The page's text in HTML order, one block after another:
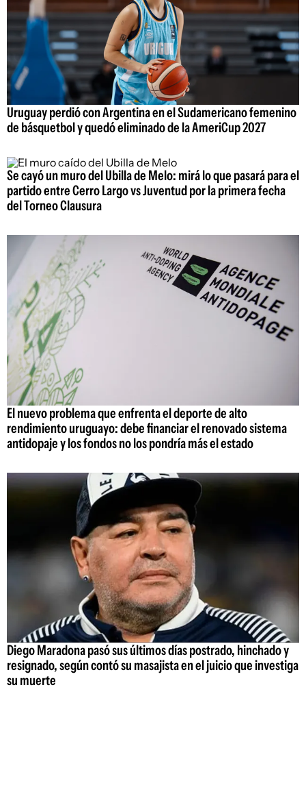
Uruguay perdió con Argentina en el Sudamericano femenino
de básquetbol y quedó eliminado de la AmeriCup 2027
Se cayó un muro del Ubilla de Melo: mirá lo que pasará para el
partido entre Cerro Largo vs Juventud por la primera fecha
del Torneo Clausura
El nuevo problema que enfrenta el deporte de alto
rendimiento uruguayo: debe financiar el renovado sistema
antidopaje y los fondos no los pondría más el estado
Diego Maradona pasó sus últimos días postrado, hinchado y
resignado, según contó su masajista en el juicio que investiga
su muerte